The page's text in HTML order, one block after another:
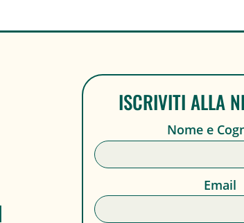
ISCRIVITI ALLA
Nome e
Email